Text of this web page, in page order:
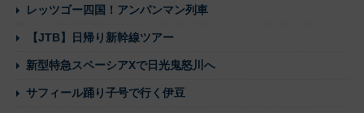
レッツゴー四国！アンパンマン列車
【JTB】日帰り新幹線ツアー
新型特急スペーシアXで日光鬼怒川へ
サフィール踊り子号で行く伊豆